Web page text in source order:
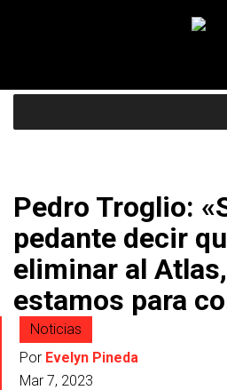
Pedro Troglio:
pedante decir
eliminar al
estamos para
Noticias
Por Evelyn Pineda
Mar 7, 2023